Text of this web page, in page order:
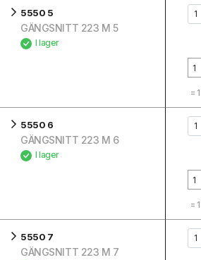
5550 5
GÄNGSNITT 223 M 5
I lager
= 1
5550 6
GÄNGSNITT 223 M 6
I lager
= 1
5550 7
GÄNGSNITT 223 M 7